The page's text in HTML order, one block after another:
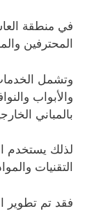
في منطقة
المحترفين
وتشمل
والأبواب
بالمباني
لذلك يستخدم
التقنيات
فقد تم تطوير